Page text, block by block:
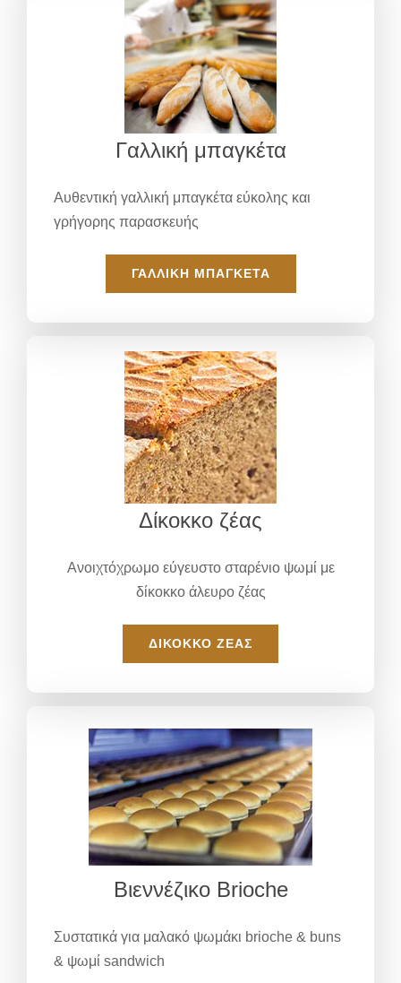
Γαλλική μπαγκέτα
Αυθεντική γαλλική μπαγκέτα εύκολης και
γρήγορης παρασκευής
ΓΑΛΛΙΚΉ ΜΠΑΓΚΈΤΑ
Δίκοκκο ζέας
Ανοιχτόχρωμο εύγευστο σταρένιο ψωμί με
δίκοκκο άλευρο ζέας
ΔΊΚΟΚΚΟ ΖΈΑΣ
Βιεννέζικο Brioche
Συστατικά για μαλακό ψωμάκι brioche & buns
& ψωμί sandwich